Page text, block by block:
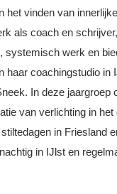
het vinden van
als coach en
systemisch werk en
haar coachingstudio in
In deze jaargroep
van verlichting in
in Friesland
in IJlst en